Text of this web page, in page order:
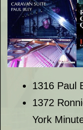
1316 Paul
1372
York